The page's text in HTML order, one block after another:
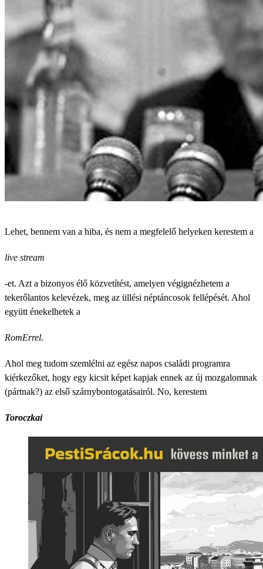
Lehet, bennem van a hiba, és nem a megfelelő helyeken kerestem a
live stream
-et. Azt a bizonyos élő közvetítést, amelyen végignézhetem a
tekerőlantos kelevézek, meg az üllési néptáncosok fellépését. Ahol
együtt énekelhetek a
RomErrel.
Ahol meg tudom szemlélni az egész napos családi programra
kiérkezőket, hogy egy kicsit képet kapjak ennek az új mozgalomnak
(pártnak?) az első szárnybontogatásairól. No, kerestem
Toroczkai